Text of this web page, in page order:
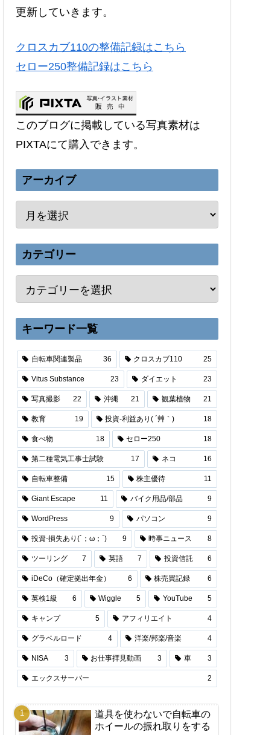
更新していきます。
クロスカブ110の整備記録はこちら
セロー250整備記録はこちら
このブログに掲載している写真素材は
PIXTAにて購入できます。
アーカイブ
カテゴリー
キーワード一覧
自転車関連製品 36 クロスカブ110 25
Vitus Substance 23 ダイエット 23
写真撮影 22 沖縄 21 観葉植物 21
教育 19 投資-利益あり( ´艸｀) 18
食べ物 18 セロー250 18
第二種電気工事士試験 17 ネコ 16
自転車整備 15 株主優待 11
Giant Escape 11 バイク用品/部品 9
WordPress 9 パソコン 9
投資-損失あり(´；ω；`) 9 時事ニュース 8
ツーリング 7 英語 7 投資信託 6
iDeCo（確定拠出年金） 6 株売買記録 6
英検1級 6 Wiggle 5 YouTube 5
キャンプ 5 アフィリエイト 4
グラベルロード 4 洋楽/邦楽/音楽 4
NISA 3 お仕事拝見動画 3 車 3
エックスサーバー 2
道具を使わないで自転車の
ホイールの振れ取りをする